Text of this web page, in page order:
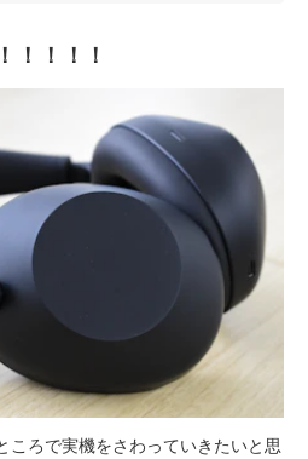
！！！！
ころで実機をさわっていきたいと思